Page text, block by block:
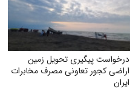
درخواست پیگیری تحویل زمین
اراضی کجور تعاونی مصرف مخابرات
ایران